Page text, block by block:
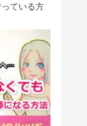
ている方